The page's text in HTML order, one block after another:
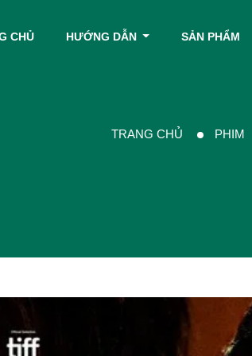
CHỦ HƯỚNG DẪN SẢN PHẨM
TRANG CHỦ PHIM